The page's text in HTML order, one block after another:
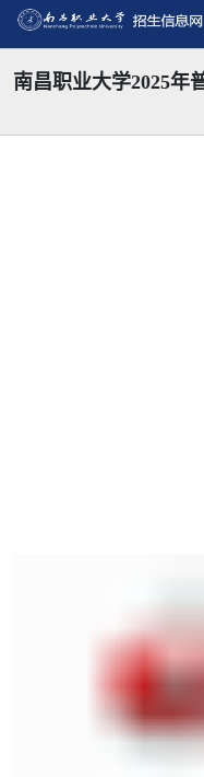
南昌职业大学2025年